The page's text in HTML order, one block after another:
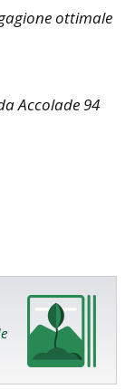
ottimale
Accolade 94